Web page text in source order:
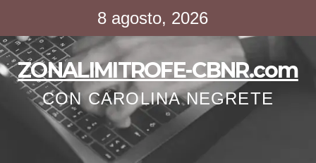
contenido
8 agosto, 2026
ZONALIMITROFE-CBNR.com
CON CAROLINA NEGRETE